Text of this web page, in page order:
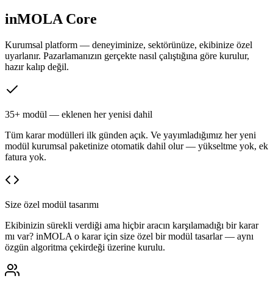
inMOLA Core
Kurumsal platform — deneyiminize, sektörünüze, ekibinize özel
uyarlanır. Pazarlamanızın gerçekte nasıl çalıştığına göre kurulur,
hazır kalıp değil.
35+ modül — eklenen her yenisi dahil
Tüm karar modülleri ilk günden açık. Ve yayımladığımız her yeni
modül kurumsal paketinize otomatik dahil olur — yükseltme yok, ek
fatura yok.
Size özel modül tasarımı
Ekibinizin sürekli verdiği ama hiçbir aracın karşılamadığı bir karar
mı var? inMOLA o karar için size özel bir modül tasarlar — aynı
özgün algoritma çekirdeği üzerine kurulu.